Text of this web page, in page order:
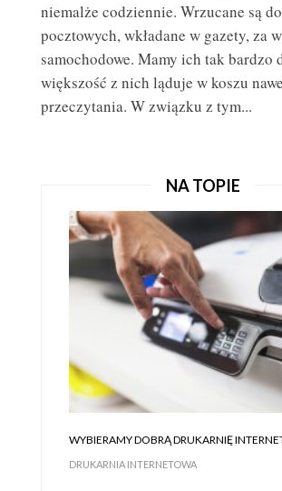
niemalże codziennie. Wrzucane są
pocztowych, wkładane w gazety, za
samochodowe. Mamy ich tak bardzo
większość z nich ląduje w koszu
przeczytania. W związku z tym...
NA TOPIE
ULOTKI REKLAMOWE
WYBIERAMY DOBRĄ DRUKARNIĘ
DRUKARNIA INTERNETOWA